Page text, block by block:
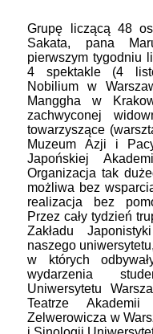
Grupę liczącą 48
Sakata, pana
pierwszym tygodniu
4 spektakle (4
Nobilium w
Manggha w
zachwyconej
towarzyszące
Muzeum Azji i
Japońskiej
Organizacja tak
możliwa bez
realizacja bez
Przez cały tydzień
Zakładu
naszego
w których
wydarzenia
Uniwersytetu
Teatrze
Zelwerowicza w